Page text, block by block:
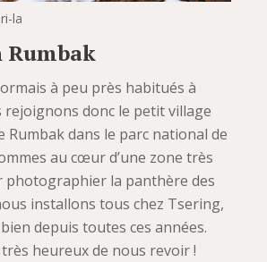
la
à peu près habitués à
rejoignons donc le petit village
Rumbak dans le parc national de
au cœur d’une zone très
photographier la panthère des
installons tous chez Tsering,
depuis toutes ces années.
heureux de nous revoir !